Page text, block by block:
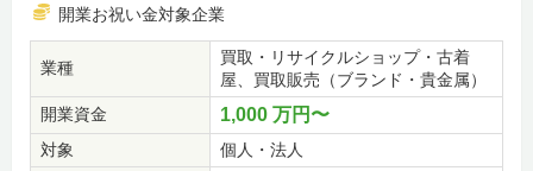
開業お祝い金対象企業
業種
買取・リサイクルショップ・古着
屋、買取販売（ブランド・貴金属）
開業資金
1,000 万円〜
対象
個人・法人